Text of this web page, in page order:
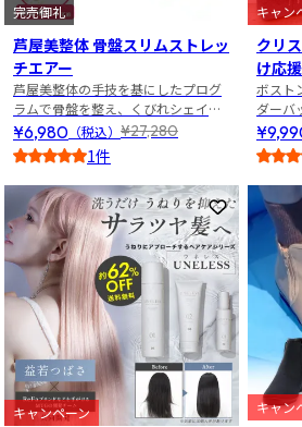
完売御礼
芦屋美整体 骨盤スリムストレッ
チエアー
芦屋美整体の手技を基にしたプログ
ラムで骨盤を整え、くびれシェイ
プ！
¥6,980 （税込） ¥27,280
1件
キャン
クリ
け応
ト
ボスト
ダーバ
お気に入り
キャンペーン キャン